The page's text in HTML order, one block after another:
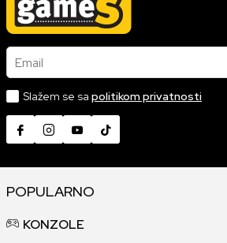
Email
Slažem se sa politikom privatnosti
POPULARNO
KONZOLE